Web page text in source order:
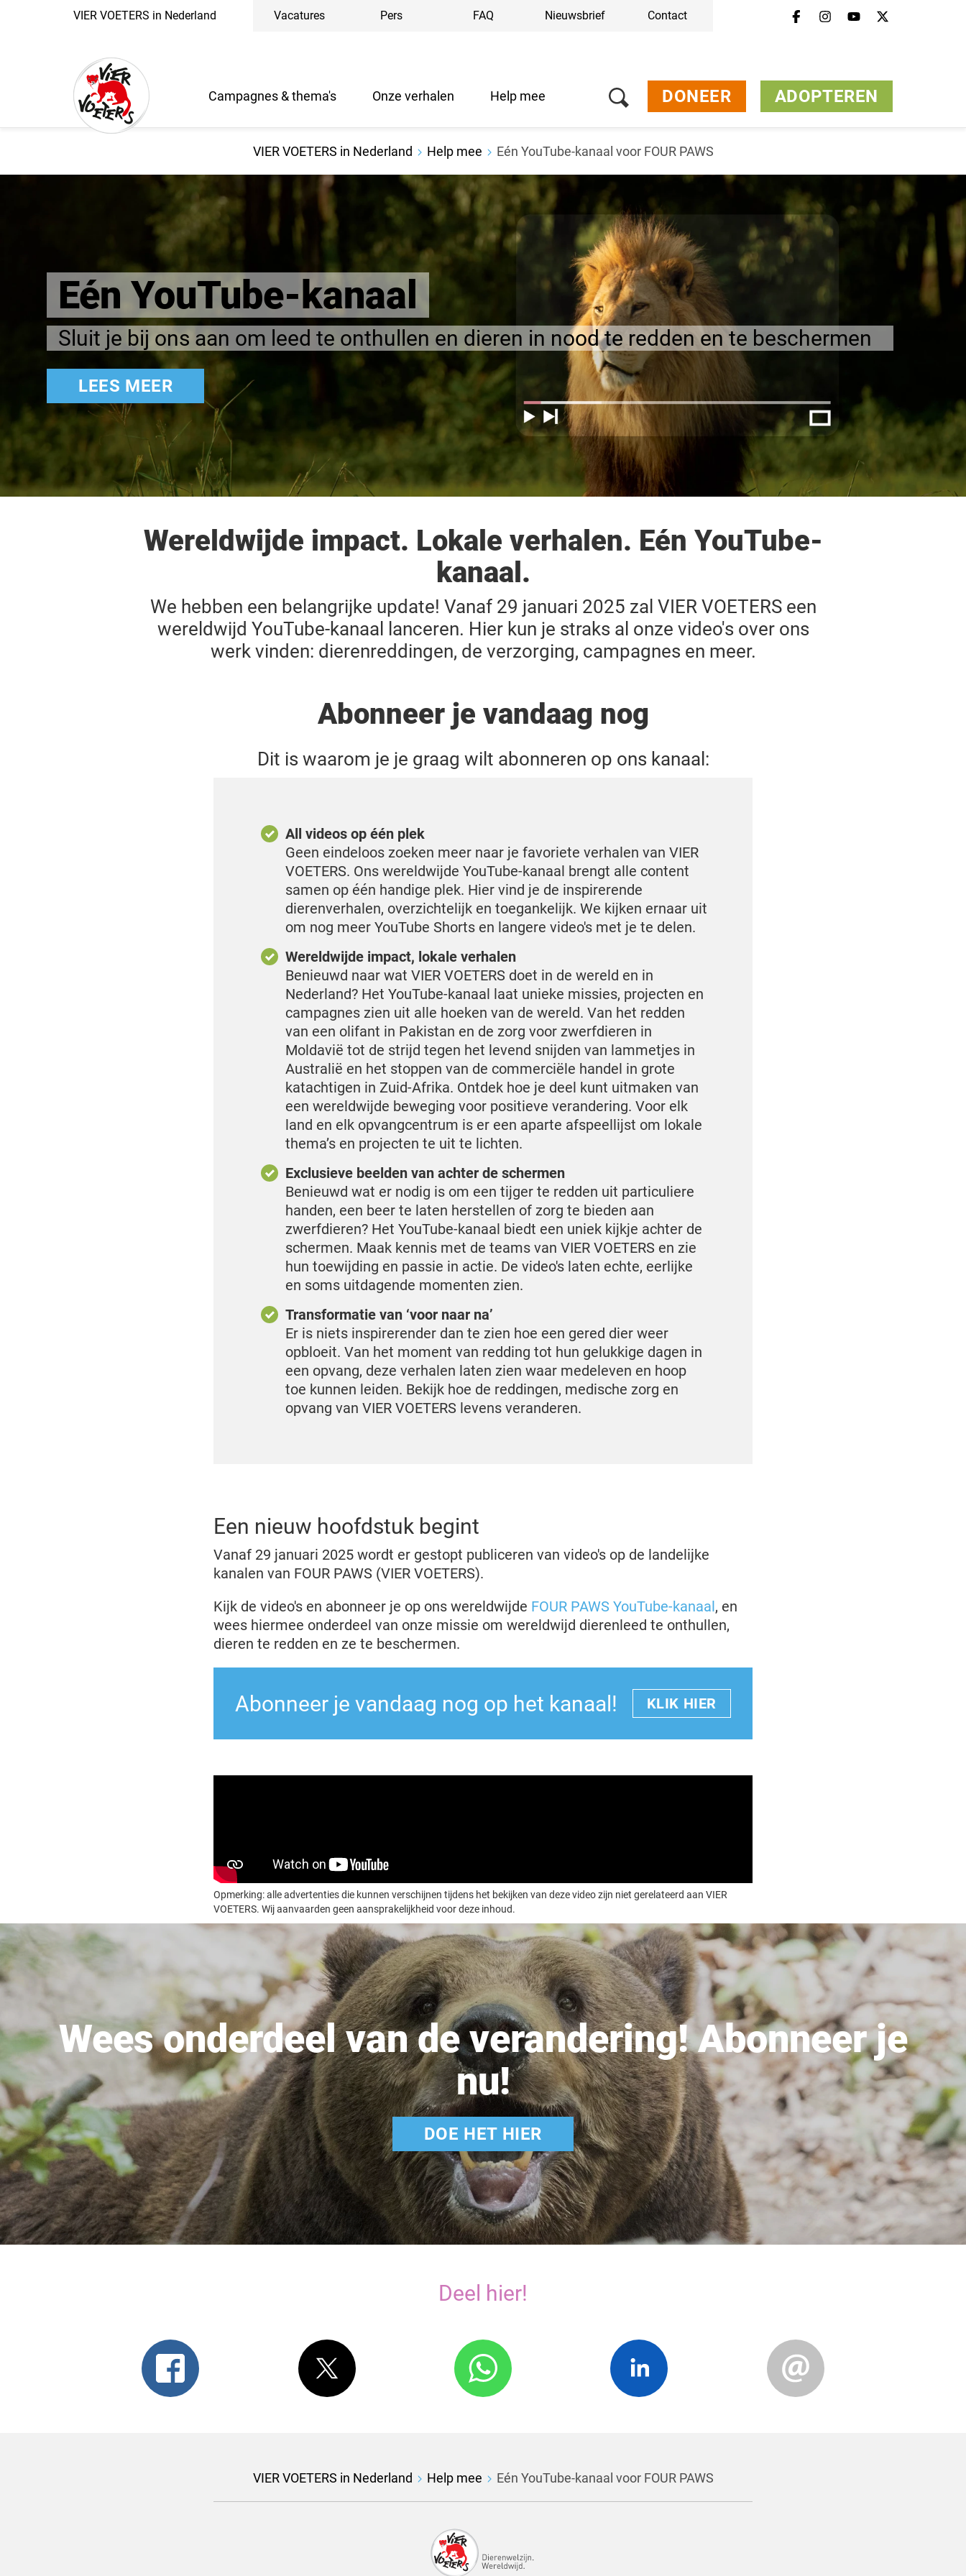
VIER VOETERS in Nederland Vacatures Pers FAQ Nieuwsbrief Contact
Campagnes & thema's Onze verhalen Help mee
Over ons
DONEER ADOPTEREN
VIER VOETERS in Nederland Help mee Eén YouTube-kanaal voor FOUR PAWS
Eén YouTube-kanaal
Sluit je bij ons aan om leed te onthullen en dieren in nood te redden en te beschermen
LEES MEER
Wereldwijde impact. Lokale verhalen. Eén YouTube-
kanaal.
We hebben een belangrijke update! Vanaf 29 januari 2025 zal VIER VOETERS een
wereldwijd YouTube-kanaal lanceren. Hier kun je straks al onze video's over ons
werk vinden: dierenreddingen, de verzorging, campagnes en meer.
Abonneer je vandaag nog
Dit is waarom je je graag wilt abonneren op ons kanaal:
All videos op één plek
Geen eindeloos zoeken meer naar je favoriete verhalen van VIER
VOETERS. Ons wereldwijde YouTube-kanaal brengt alle content
samen op één handige plek. Hier vind je de inspirerende
dierenverhalen, overzichtelijk en toegankelijk. We kijken ernaar uit
om nog meer YouTube Shorts en langere video's met je te delen.
Wereldwijde impact, lokale verhalen
Benieuwd naar wat VIER VOETERS doet in de wereld en in
Nederland? Het YouTube-kanaal laat unieke missies, projecten en
campagnes zien uit alle hoeken van de wereld. Van het redden
van een olifant in Pakistan en de zorg voor zwerfdieren in
Moldavië tot de strijd tegen het levend snijden van lammetjes in
Australië en het stoppen van de commerciële handel in grote
katachtigen in Zuid-Afrika. Ontdek hoe je deel kunt uitmaken van
een wereldwijde beweging voor positieve verandering. Voor elk
land en elk opvangcentrum is er een aparte afspeellijst om lokale
thema’s en projecten te uit te lichten.
Exclusieve beelden van achter de schermen
Benieuwd wat er nodig is om een tijger te redden uit particuliere
handen, een beer te laten herstellen of zorg te bieden aan
zwerfdieren? Het YouTube-kanaal biedt een uniek kijkje achter de
schermen. Maak kennis met de teams van VIER VOETERS en zie
hun toewijding en passie in actie. De video's laten echte, eerlijke
en soms uitdagende momenten zien.
Transformatie van ‘voor naar na’
Er is niets inspirerender dan te zien hoe een gered dier weer
opbloeit. Van het moment van redding tot hun gelukkige dagen in
een opvang, deze verhalen laten zien waar medeleven en hoop
toe kunnen leiden. Bekijk hoe de reddingen, medische zorg en
opvang van VIER VOETERS levens veranderen.
Een nieuw hoofdstuk begint
Vanaf 29 januari 2025 wordt er gestopt publiceren van video's op de landelijke
kanalen van FOUR PAWS (VIER VOETERS).
Kijk de video's en abonneer je op ons wereldwijde FOUR PAWS YouTube-kanaal, en
wees hiermee onderdeel van onze missie om wereldwijd dierenleed te onthullen,
dieren te redden en ze te beschermen.
Abonneer je vandaag nog op het kanaal! KLIK HIER
Opmerking: alle advertenties die kunnen verschijnen tijdens het bekijken van deze video zijn niet gerelateerd aan VIER
VOETERS. Wij aanvaarden geen aansprakelijkheid voor deze inhoud.
Wees onderdeel van de verandering! Abonneer je
nu!
DOE HET HIER
Deel hier!
VIER VOETERS in Nederland Help mee Eén YouTube-kanaal voor FOUR PAWS